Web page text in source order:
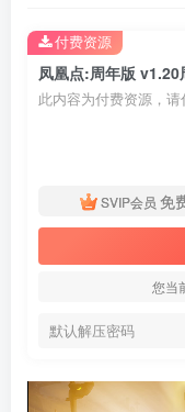
此内容为付费资源，
SVIP会员 免
您当
默认解压密码
付费资源